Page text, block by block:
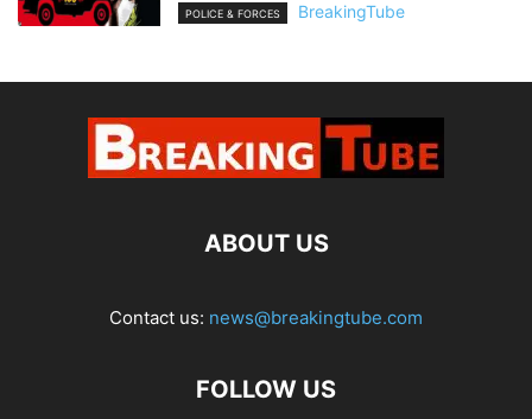
POLICE & FORCES BreakingTube
ABOUT US
Contact us: news@breakingtube.com
FOLLOW US